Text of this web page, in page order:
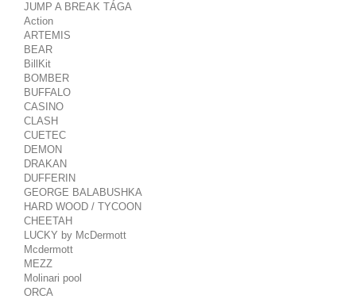
JUMP A BREAK TÁGA
Action
ARTEMIS
BEAR
BillKit
BOMBER
BUFFALO
CASINO
CLASH
CUETEC
DEMON
DRAKAN
DUFFERIN
GEORGE BALABUSHKA
HARD WOOD / TYCOON
CHEETAH
LUCKY by McDermott
Mcdermott
MEZZ
Molinari pool
ORCA